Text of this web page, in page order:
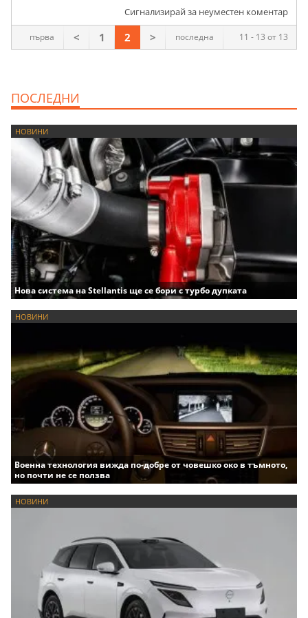
Сигнализирай за неуместен коментар
11 - 13 от 13
първа < 1 2 > последна
ПОСЛЕДНИ
НОВИНИ
Нова система на Stellantis ще се бори с турбо дупката
НОВИНИ
Военна технология вижда по-добре от човешко око в тъмното,
но почти не се ползва
НОВИНИ